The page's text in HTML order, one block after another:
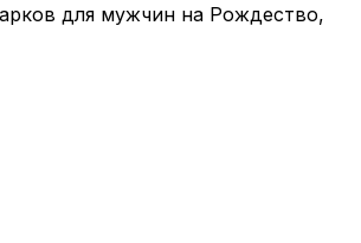
для мужчин на Рождество,